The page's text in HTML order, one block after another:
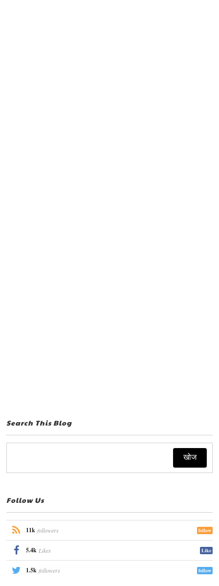
Search This Blog
Follow Us
11k followers follow
5.4k Likes Like
1.5k followers follow